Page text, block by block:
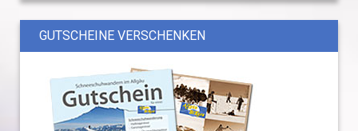
GUTSCHEINE VERSCHENKEN